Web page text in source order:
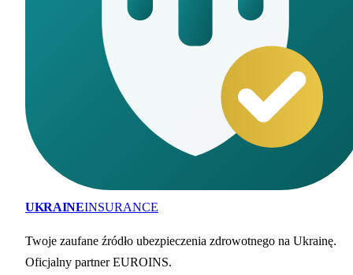
UKRAINEINSURANCE
Twoje zaufane źródło ubezpieczenia zdrowotnego na Ukrainę.
Oficjalny partner EUROINS.